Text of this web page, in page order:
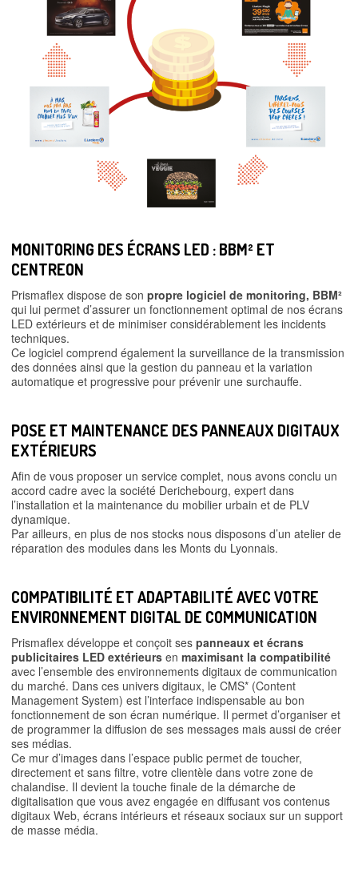
MONITORING DES ÉCRANS LED : BBM² ET
CENTREON
Prismaflex dispose de son propre logiciel de monitoring, BBM²
qui lui permet d’assurer un fonctionnement optimal de nos écrans
LED extérieurs et de minimiser considérablement les incidents
techniques.
Ce logiciel comprend également la surveillance de la transmission
des données ainsi que la gestion du panneau et la variation
automatique et progressive pour prévenir une surchauffe.
POSE ET MAINTENANCE DES PANNEAUX DIGITAUX
EXTÉRIEURS
Afin de vous proposer un service complet, nous avons conclu un
accord cadre avec la société Derichebourg, expert dans
l’installation et la maintenance du mobilier urbain et de PLV
dynamique.
Par ailleurs, en plus de nos stocks nous disposons d’un atelier de
réparation des modules dans les Monts du Lyonnais.
COMPATIBILITÉ ET ADAPTABILITÉ AVEC VOTRE
ENVIRONNEMENT DIGITAL DE COMMUNICATION
Prismaflex développe et conçoit ses panneaux et écrans
publicitaires LED extérieurs en maximisant la compatibilité
avec l’ensemble des environnements digitaux de communication
du marché. Dans ces univers digitaux, le CMS* (Content
Management System) est l’interface indispensable au bon
fonctionnement de son écran numérique. Il permet d’organiser et
de programmer la diffusion de ses messages mais aussi de créer
ses médias.
Ce mur d’images dans l’espace public permet de toucher,
directement et sans filtre, votre clientèle dans votre zone de
chalandise. Il devient la touche finale de la démarche de
digitalisation que vous avez engagée en diffusant vos contenus
digitaux Web, écrans intérieurs et réseaux sociaux sur un support
de masse média.